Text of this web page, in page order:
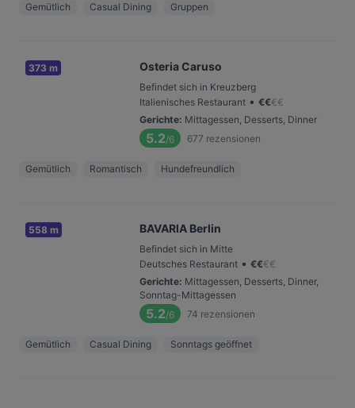
Gemütlich Casual Dining Gruppen
373 m Osteria Caruso
Befindet sich in Kreuzberg
Italienisches Restaurant • €€€€
Gerichte: Mittagessen, Desserts, Dinner
5.2/6 677 rezensionen
Gemütlich Romantisch Hundefreundlich
558 m BAVARIA Berlin
Befindet sich in Mitte
Deutsches Restaurant • €€€€
Gerichte: Mittagessen, Desserts, Dinner,
Sonntag-Mittagessen
5.2/6 74 rezensionen
Gemütlich Casual Dining Sonntags geöffnet